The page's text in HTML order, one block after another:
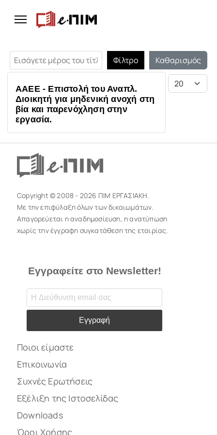
Εισάγετε μέρος του τίτλου.
Φίλτρο
Καθαρισμός
Εμφάνιση #
ΑΑΕΕ - Επιστολή του Αναπλ.
Διοικητή για μηδενική ανοχή στη
βία και παρενόχληση στην
εργασία.
Copyright © 2008 - 2026 ΠΙΜ ΕΡΓΑΣΙΑΚΗ.
Με την επιφύλαξη όλων των δικαιωμάτων.
Απαγορεύεται η αναδημοσίευση, η ανατύπωση
χωρίς την έγγραφη συγκατάθεση της εταιρίας.
Εγγραφείτε στο Newsletter!
Εγγραφή
Ποιοι είμαστε
Επικοινωνία
Συχνές Ερωτήσεις
Εξέλιξη της Ιστοσελίδας
Downloads
Όροι Χρήσης